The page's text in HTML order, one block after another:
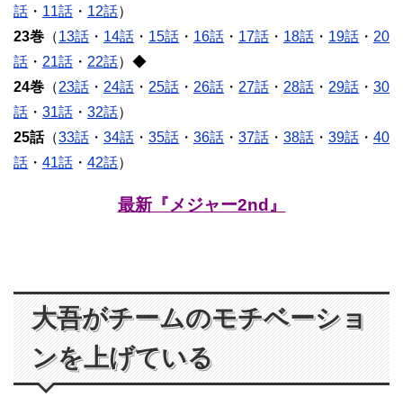
話 ・ 11話 ・ 12話）
23巻 （13話 ・ 14話 ・ 15話 ・ 16話 ・ 17話 ・ 18話 ・ 19話 ・ 20
話 ・ 21話 ・ 22話）◆
24巻 （23話 ・ 24話 ・ 25話 ・ 26話 ・ 27話 ・ 28話 ・ 29話 ・ 30
話 ・ 31話 ・ 32話）
25話（33話 ・ 34話 ・ 35話 ・ 36話 ・ 37話 ・ 38話 ・ 39話 ・ 40
話 ・ 41話 ・ 42話）
最新『メジャー2nd』
大吾がチームのモチベーショ
ンを上げている